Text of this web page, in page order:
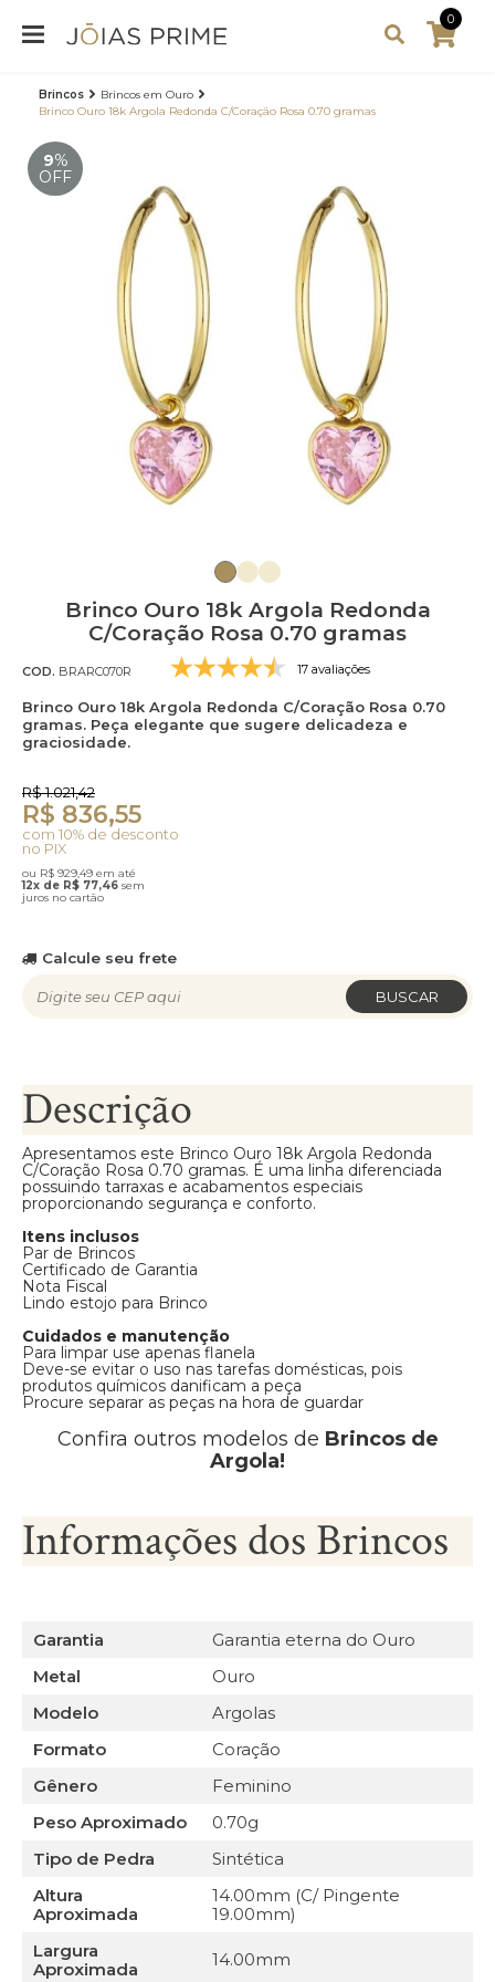
0
Brincos
Brincos em Ouro
Brinco Ouro 18k Argola Redonda C/Coração Rosa 0.70 gramas
9%
OFF
Brinco Ouro 18k Argola Redonda
C/Coração Rosa 0.70 gramas
COD. BRARC070R 17 avaliações
Brinco Ouro 18k Argola Redonda C/Coração Rosa 0.70
gramas. Peça elegante que sugere delicadeza e
graciosidade.
R$ 1.021,42
R$ 836,55
com 10% de desconto
no PIX
ou R$ 929,49 em até
12x de R$ 77,46 sem
juros no cartão
Calcule seu frete
BUSCAR
Descrição
Apresentamos este Brinco Ouro 18k Argola Redonda
C/Coração Rosa 0.70 gramas. É uma linha diferenciada
possuindo tarraxas e acabamentos especiais
proporcionando segurança e conforto.
Itens inclusos
Par de Brincos
Certificado de Garantia
Nota Fiscal
Lindo estojo para Brinco
Cuidados e manutenção
Para limpar use apenas flanela
Deve-se evitar o uso nas tarefas domésticas, pois
produtos químicos danificam a peça
Procure separar as peças na hora de guardar
Confira outros modelos de Brincos de
Argola!
Informações dos Brincos
Garantia
Garantia eterna do Ouro
Metal
Ouro
Modelo
Argolas
Formato
Coração
Gênero
Feminino
Peso Aproximado
0.70g
Tipo de Pedra
Sintética
Altura
Aproximada
14.00mm (C/ Pingente
19.00mm)
Largura
Aproximada
14.00mm